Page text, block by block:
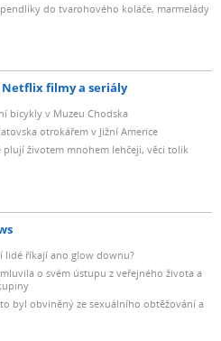
do tvarohového koláče, marmelády
Netflix filmy a seriály
bicykly v Muzeu Chodska
otrokářem v Jižní Americe
plují životem mnohem lehčeji, věci tolik
lidé říkají ano glow downu?
o svém ústupu z veřejného života a
byl obviněný ze sexuálního obtěžování a